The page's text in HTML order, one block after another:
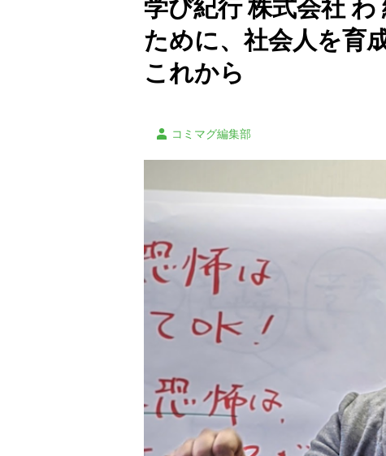
学び紀行 株式会社
ために、社会人を育
これから
コミマグ編集部